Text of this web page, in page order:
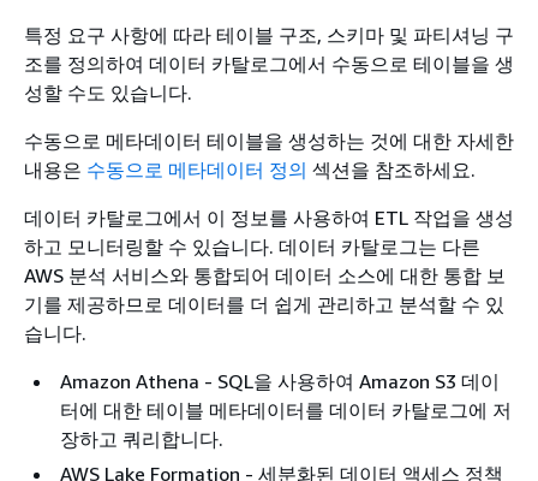
특정 요구 사항에 따라 테이블 구조, 스키마 및 파티셔닝 구
조를 정의하여 데이터 카탈로그에서 수동으로 테이블을 생
성할 수도 있습니다.
수동으로 메타데이터 테이블을 생성하는 것에 대한 자세한
내용은 수동으로 메타데이터 정의 섹션을 참조하세요.
데이터 카탈로그에서 이 정보를 사용하여 ETL 작업을 생성
하고 모니터링할 수 있습니다. 데이터 카탈로그는 다른
AWS 분석 서비스와 통합되어 데이터 소스에 대한 통합 보
기를 제공하므로 데이터를 더 쉽게 관리하고 분석할 수 있
습니다.
Amazon Athena - SQL을 사용하여 Amazon S3 데이
터에 대한 테이블 메타데이터를 데이터 카탈로그에 저
장하고 쿼리합니다.
AWS Lake Formation - 세분화된 데이터 액세스 정책